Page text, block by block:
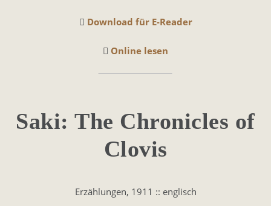
Download für E-Reader
Online lesen
Saki: The Chro­ni­cles of
Clo­vis
Erzählungen, 1911 :: englisch